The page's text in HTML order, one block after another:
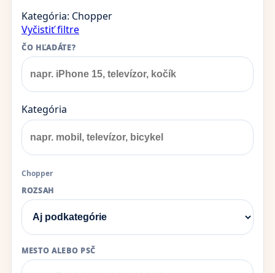
Kategória: Chopper
Vyčistiť filtre
ČO HĽADÁTE?
Kategória
Chopper
ROZSAH
MESTO ALEBO PSČ